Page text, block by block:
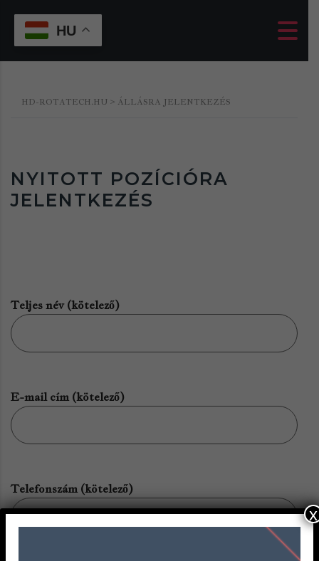
HD-ROTATECH.HU > ÁLLÁSRA JELENTKEZÉS
NYITOTT POZÍCIÓRA
JELENTKEZÉS
Teljes név (kötelező)
E-mail cím (kötelező)
Telefonszám (kötelező)
HU
x